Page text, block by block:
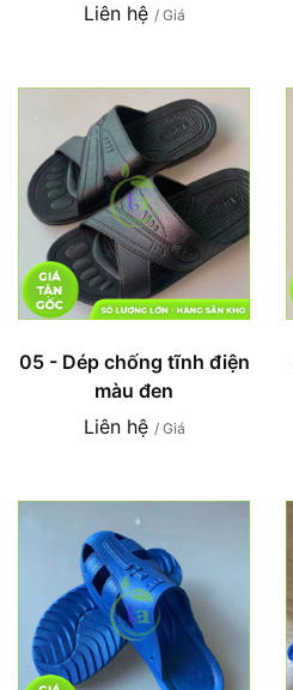
Liên hệ / Giá
05 - Dép chống tĩnh điện
màu đen
Liên hệ / Giá